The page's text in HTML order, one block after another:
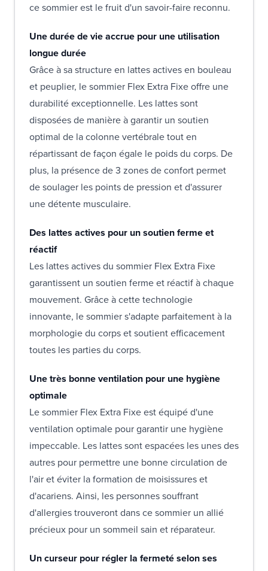
ce sommier est le fruit d'un savoir-faire reconnu.
Une durée de vie accrue pour une utilisation
longue durée
Grâce à sa structure en lattes actives en bouleau
et peuplier, le sommier Flex Extra Fixe offre une
durabilité exceptionnelle. Les lattes sont
disposées de manière à garantir un soutien
optimal de la colonne vertébrale tout en
répartissant de façon égale le poids du corps. De
plus, la présence de 3 zones de confort permet
de soulager les points de pression et d'assurer
une détente musculaire.
Des lattes actives pour un soutien ferme et
réactif
Les lattes actives du sommier Flex Extra Fixe
garantissent un soutien ferme et réactif à chaque
mouvement. Grâce à cette technologie
innovante, le sommier s'adapte parfaitement à la
morphologie du corps et soutient efficacement
toutes les parties du corps.
Une très bonne ventilation pour une hygiène
optimale
Le sommier Flex Extra Fixe est équipé d'une
ventilation optimale pour garantir une hygiène
impeccable. Les lattes sont espacées les unes des
autres pour permettre une bonne circulation de
l'air et éviter la formation de moisissures et
d'acariens. Ainsi, les personnes souffrant
d'allergies trouveront dans ce sommier un allié
précieux pour un sommeil sain et réparateur.
Un curseur pour régler la fermeté selon ses